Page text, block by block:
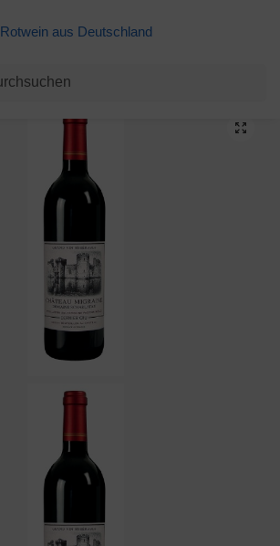
Rotwein aus Deutschland
My Passion – Red Wine / Rotwein